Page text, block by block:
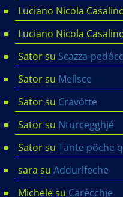
Luciano Nicola
Luciano Nicola
Satorsu Scazza-
Satorsu Melìsce
Satorsu Cravótte
Satorsu Nturcegghjé
Satorsu Tante pöche
sara su Addurìfeche
Michelesu Carècchje